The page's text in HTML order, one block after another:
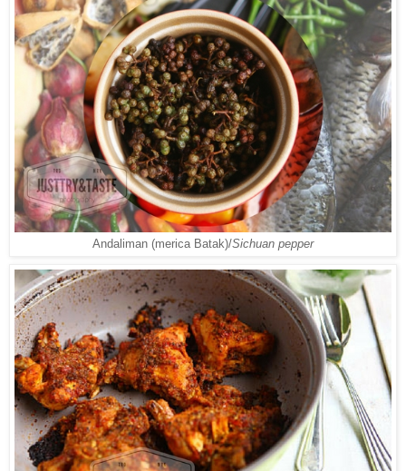
Andaliman (merica Batak)/Sichuan pepper